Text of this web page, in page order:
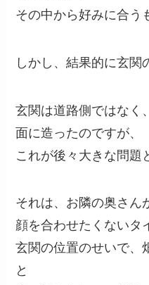
その中から好みに合う
しかし、結果的に玄関
玄関は道路側ではなく
面に造ったのですが、
これが後々大きな問題
それは、お隣の奥さん
顔を合わせたくないタ
玄関の位置のせいで、
と